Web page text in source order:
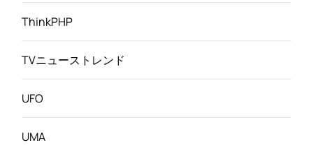
ThinkPHP
TVニューストレンド
UFO
UMA